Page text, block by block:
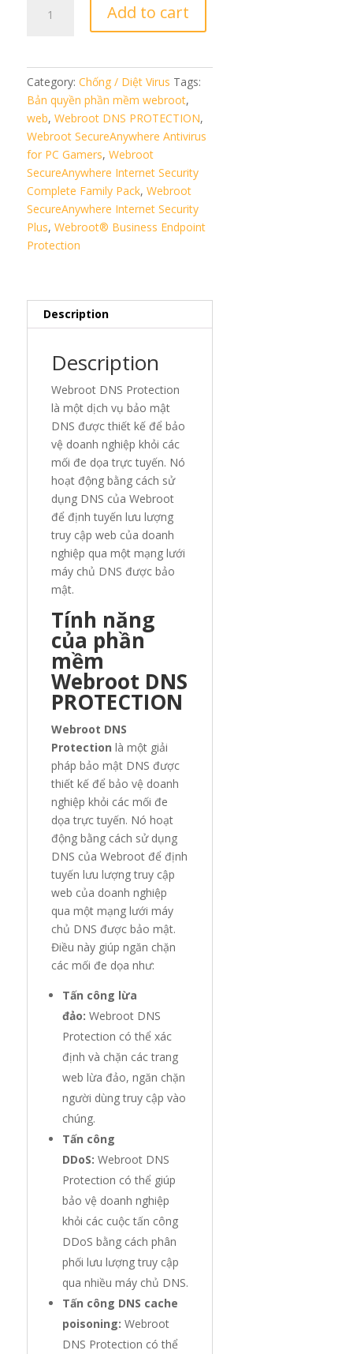
PROTECTION
Add to cart
Category: Chống / Diệt Virus Tags:
Bản quyền phần mềm webroot,
web, Webroot DNS PROTECTION,
Webroot SecureAnywhere Antivirus
for PC Gamers, Webroot
SecureAnywhere Internet Security
Complete Family Pack, Webroot
SecureAnywhere Internet Security
Plus, Webroot® Business Endpoint
Protection
Description
Description
Webroot DNS Protection
là một dịch vụ bảo mật
DNS được thiết kế để bảo
vệ doanh nghiệp khỏi các
mối đe dọa trực tuyến. Nó
hoạt động bằng cách sử
dụng DNS của Webroot
để định tuyến lưu lượng
truy cập web của doanh
nghiệp qua một mạng lưới
máy chủ DNS được bảo
mật.
Tính năng
của phần
mềm
Webroot DNS
PROTECTION
Webroot DNS
Protection là một giải
pháp bảo mật DNS được
thiết kế để bảo vệ doanh
nghiệp khỏi các mối đe
dọa trực tuyến. Nó hoạt
động bằng cách sử dụng
DNS của Webroot để định
tuyến lưu lượng truy cập
web của doanh nghiệp
qua một mạng lưới máy
chủ DNS được bảo mật.
Điều này giúp ngăn chặn
các mối đe dọa như:
Tấn công lừa
đảo: Webroot DNS
Protection có thể xác
định và chặn các trang
web lừa đảo, ngăn chặn
người dùng truy cập vào
chúng.
Tấn công
DDoS: Webroot DNS
Protection có thể giúp
bảo vệ doanh nghiệp
khỏi các cuộc tấn công
DDoS bằng cách phân
phối lưu lượng truy cập
qua nhiều máy chủ DNS.
Tấn công DNS cache
poisoning: Webroot
DNS Protection có thể